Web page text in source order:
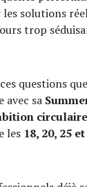
solutions
trop
questions
avec sa
les 18, 20, 25